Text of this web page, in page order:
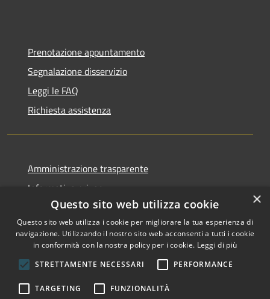
Prenotazione appuntamento
Segnalazione disservizio
Leggi le FAQ
Richiesta assistenza
Amministrazione trasparente
Informativa privacy
Note legali
Dichiarazione di accessibilità
RSS
Copyright © 2026 • Comune di
×
Questo sito web utilizza cookie
Questo sito web utilizza i cookie per migliorare la tua esperienza di
navigazione. Utilizzando il nostro sito web acconsenti a tutti i cookie
in conformità con la nostra policy per i cookie. Leggi di più
STRETTAMENTE NECESSARI
PERFORMANCE
TARGETING FUNZIONALITÀ